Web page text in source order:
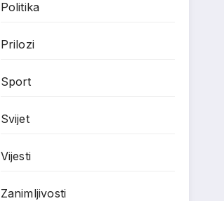
Politika
Prilozi
Sport
Svijet
Vijesti
Zanimljivosti